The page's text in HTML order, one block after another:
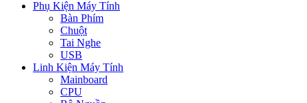
Phụ Kiện Máy Tính
Bàn Phím
Chuột
Tai Nghe
USB
Linh Kiện Máy Tính
Mainboard
CPU